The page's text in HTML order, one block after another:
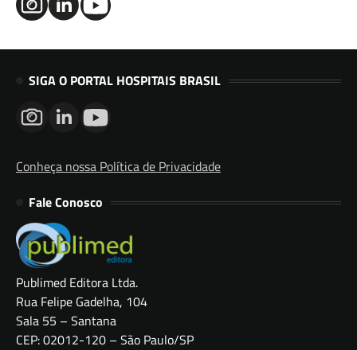
SIGA O PORTAL HOSPITAIS BRASIL
Conheça nossa Política de Privacidade
Fale Conosco
Publimed Editora Ltda.
Rua Felipe Gadelha, 104
Sala 55 – Santana
CEP: 02012-120 – São Paulo/SP